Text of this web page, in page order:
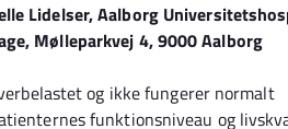
Lidelser, Aalborg
Mølleparkvej 4, 9000 Aalborg
og ikke fungerer normalt
funktionsniveau og